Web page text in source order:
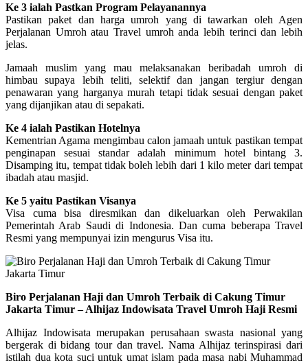
Ke 3 ialah Pastkan Program Pelayanannya
Pastikan paket dan harga umroh yang di tawarkan oleh Agen
Perjalanan Umroh atau Travel umroh anda lebih terinci dan lebih
jelas.
Jamaah muslim yang mau melaksanakan beribadah umroh di
himbau supaya lebih teliti, selektif dan jangan tergiur dengan
penawaran yang harganya murah tetapi tidak sesuai dengan paket
yang dijanjikan atau di sepakati.
Ke 4 ialah Pastikan Hotelnya
Kementrian Agama mengimbau calon jamaah untuk pastikan tempat
penginapan sesuai standar adalah minimum hotel bintang 3.
Disamping itu, tempat tidak boleh lebih dari 1 kilo meter dari tempat
ibadah atau masjid.
Ke 5 yaitu Pastikan Visanya
Visa cuma bisa diresmikan dan dikeluarkan oleh Perwakilan
Pemerintah Arab Saudi di Indonesia. Dan cuma beberapa Travel
Resmi yang mempunyai izin mengurus Visa itu.
Biro Perjalanan Haji dan Umroh Terbaik di Cakung Timur
Jakarta Timur – Alhijaz Indowisata Travel Umroh Haji Resmi
Alhijaz Indowisata merupakan perusahaan swasta nasional yang
bergerak di bidang tour dan travel. Nama Alhijaz terinspirasi dari
istilah dua kota suci untuk umat islam pada masa nabi Muhammad